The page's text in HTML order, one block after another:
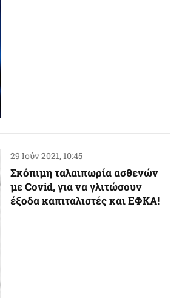
29 Ιούν 2021, 10:45
Σκόπιμη ταλαιπωρία ασθενών
με Covid, για να γλιτώσουν
έξοδα καπιταλιστές και ΕΦΚΑ!